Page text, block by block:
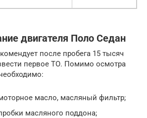
двигателя Поло Седан
после пробега 15 тысяч
первое ТО. Помимо осмотра
масло, масляный фильтр;
масляного поддона;